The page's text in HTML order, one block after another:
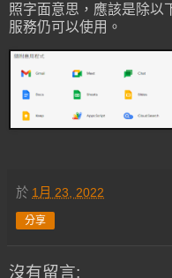
照字面意思，應該是除以
服務仍可以使用。
於 1月 23, 2022
分享
沒有留言: